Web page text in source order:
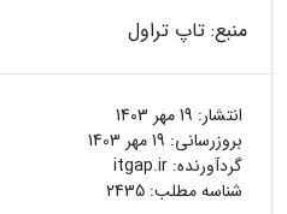
منبع: تاپ تراول
انتشار: 19 مهر 1403
بروزرسانی: 19 مهر 1403
گردآورنده: itgap.ir
شناسه مطلب: 2435